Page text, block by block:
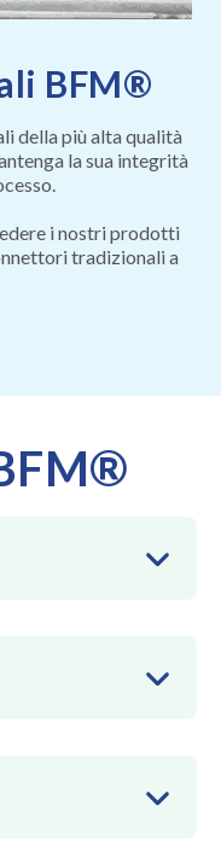
BFM®
della più alta qualità
la sua integrità
i nostri prodotti
tradizionali a